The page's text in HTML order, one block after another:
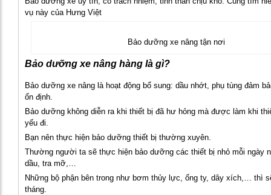
vụ này của Hưng Việt
Bảo dưỡng xe nâng tận nơi
Bảo dưỡng xe nâng hàng là gì?
Bảo dưỡng xe nâng là hoạt động bổ sung: dầu nhớt, phụ tùng đảm
ổn định.
Bảo dưỡng không diễn ra khi thiết bị đã hư hỏng mà được làm khi
yếu đi.
Bạn nên thực hiện bảo dưỡng thiết bị thường xuyên.
Thường người ta sẽ thực hiện bảo dưỡng các thiết bị nhỏ mỗi ngày
dầu, tra mỡ,…
Những bộ phận bên trong như bơm thủy lực, ống ty, dây xích,… thì
tháng.